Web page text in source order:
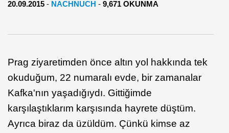
20.09.2015 - NACHNUCH - 9,671 OKUNMA
Prag ziyaretimden önce altın yol hakkında tek
okuduğum, 22 numaralı evde, bir zamanalar
Kafka'nın yaşadığıydı. Gittiğimde
karşılaştıklarım karşısında hayrete düştüm.
Ayrıca biraz da üzüldüm. Çünkü kimse az